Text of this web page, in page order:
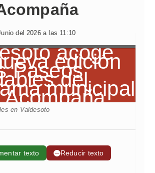
del 2026 a las 11:10
en Valdesoto
texto ➖Reducir texto